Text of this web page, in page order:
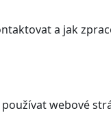
a jak
webové